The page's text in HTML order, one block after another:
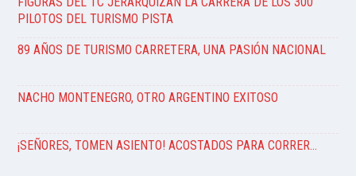
PILOTOS DEL TURISMO PISTA
89 AÑOS DE TURISMO CARRETERA, UNA PASIÓN NACIONAL
NACHO MONTENEGRO, OTRO ARGENTINO EXITOSO
¡SEÑORES, TOMEN ASIENTO! ACOSTADOS PARA CORRER…